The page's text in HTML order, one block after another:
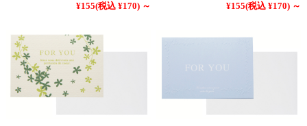
¥155(税込 ¥170) ～
¥155(税込 ¥170) ～